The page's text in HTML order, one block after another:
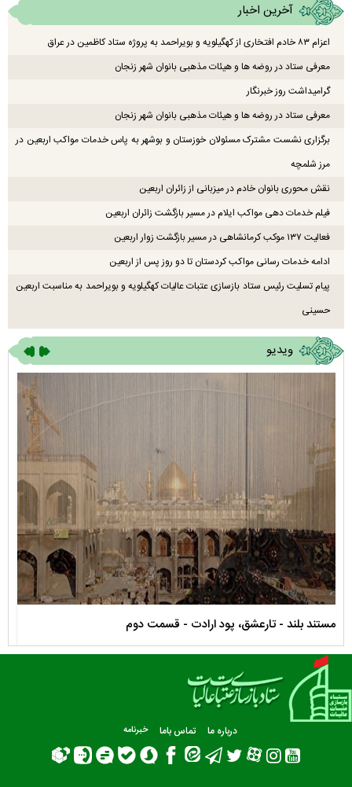
آخرین اخبار
اعزام ۸۳ خادم افتخاری از کهگیلویه و بویراحمد به پروژه ستاد کاظمین در عراق
معرفی ستاد در روضه ها و هیئات مذهبی بانوان شهر زنجان
گرامیداشت روز خبرنگار
معرفی ستاد در روضه ها و هیئات مذهبی بانوان شهر زنجان
برگزاری نشست مشترک مسئولان خوزستان و بوشهر به پاس خدمات مواکب اربعین در
مرز شلمچه
نقش محوری بانوان خادم در میزبانی از زائران اربعین
فیلم خدمات دهی مواکب ایلام در مسیر بازگشت زائران اربعین
فعالیت ۱۳۷ موکب کرمانشاهی در مسیر بازگشت زوار اربعین
ادامه خدمات رسانی مواکب کردستان تا دو روز پس از اربعین
پیام تسلیت رئیس ستاد بازسازی عتبات عالیات کهگیلویه و بویراحمد به مناسبت اربعین
حسینی
ویدیو
مستند بلند - تارعشق، پود ارادت - قسمت دوم
درباره ما تماس باما خبرنامه